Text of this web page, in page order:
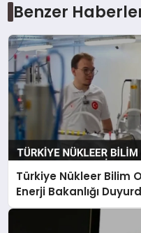
Benzer
Türkiye Nükleer Bilim
Enerji Bakanlığı